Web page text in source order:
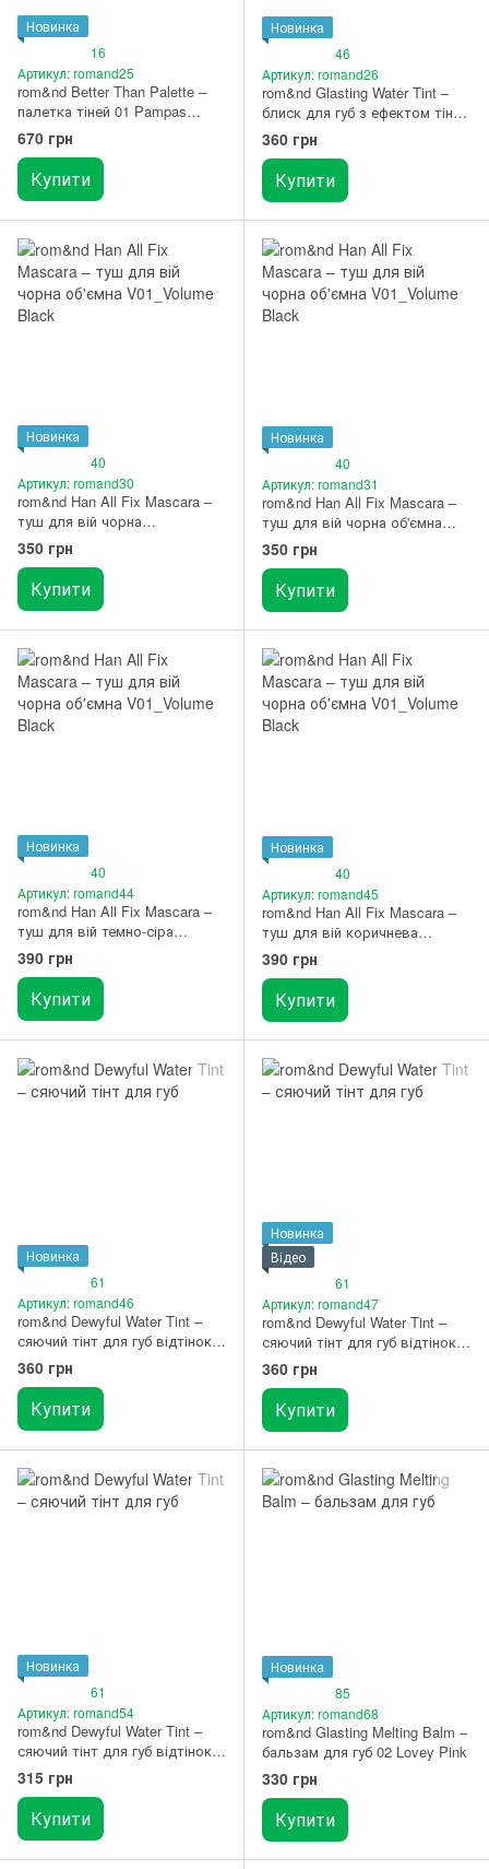
Новинка
16
Артикул: romand25
rom&nd Better Than Palette –
палетка тіней 01 Pampas
Garden
670 грн
Купити
Новинка
46
Артикул: romand26
rom&nd Glasting Water Tint –
блиск для губ з ефектом тінту
08 Rose Stream
360 грн
Купити
Новинка
40
Артикул: romand30
rom&nd Han All Fix Mascara –
туш для вій чорна
видовжуюча L01_Long Black
350 грн
Купити
Новинка
40
Артикул: romand31
rom&nd Han All Fix Mascara –
туш для вій чорна об'ємна
V01_Volume Black
350 грн
Купити
Новинка
40
Артикул: romand44
rom&nd Han All Fix Mascara –
туш для вій темно-сіра
видовжуюча L02_Long Ash
390 грн
Купити
Новинка
40
Артикул: romand45
rom&nd Han All Fix Mascara –
туш для вій коричнева
видовжуюча L03_Long Hazel
390 грн
Купити
Новинка
61
Артикул: romand46
rom&nd Dewyful Water Tint –
сяючий тінт для губ відтінок
12 Canyon
360 грн
Купити
Новинка
Відео
61
Артикул: romand47
rom&nd Dewyful Water Tint –
сяючий тінт для губ відтінок
13 Custard Mauve
360 грн
Купити
Новинка
61
Артикул: romand54
rom&nd Dewyful Water Tint –
сяючий тінт для губ відтінок
07 Cherry Way
315 грн
Купити
Новинка
85
Артикул: romand68
rom&nd Glasting Melting Balm –
бальзам для губ 02 Lovey Pink
330 грн
Купити